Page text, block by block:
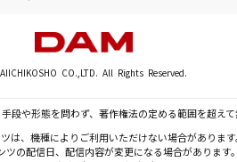
CO.,LTD. All Rights Reserved.
段や形態を問わず、著作権法の定める範囲を超え
は、機種によりご利用いただけない場合があります
ツの配信日、配信内容が変更になる場合があります。